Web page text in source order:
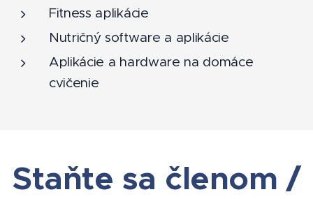
Fitness aplikácie
Nutričný software a aplikácie
Aplikácie a hardware na domáce
cvičenie
Staňte sa členom /